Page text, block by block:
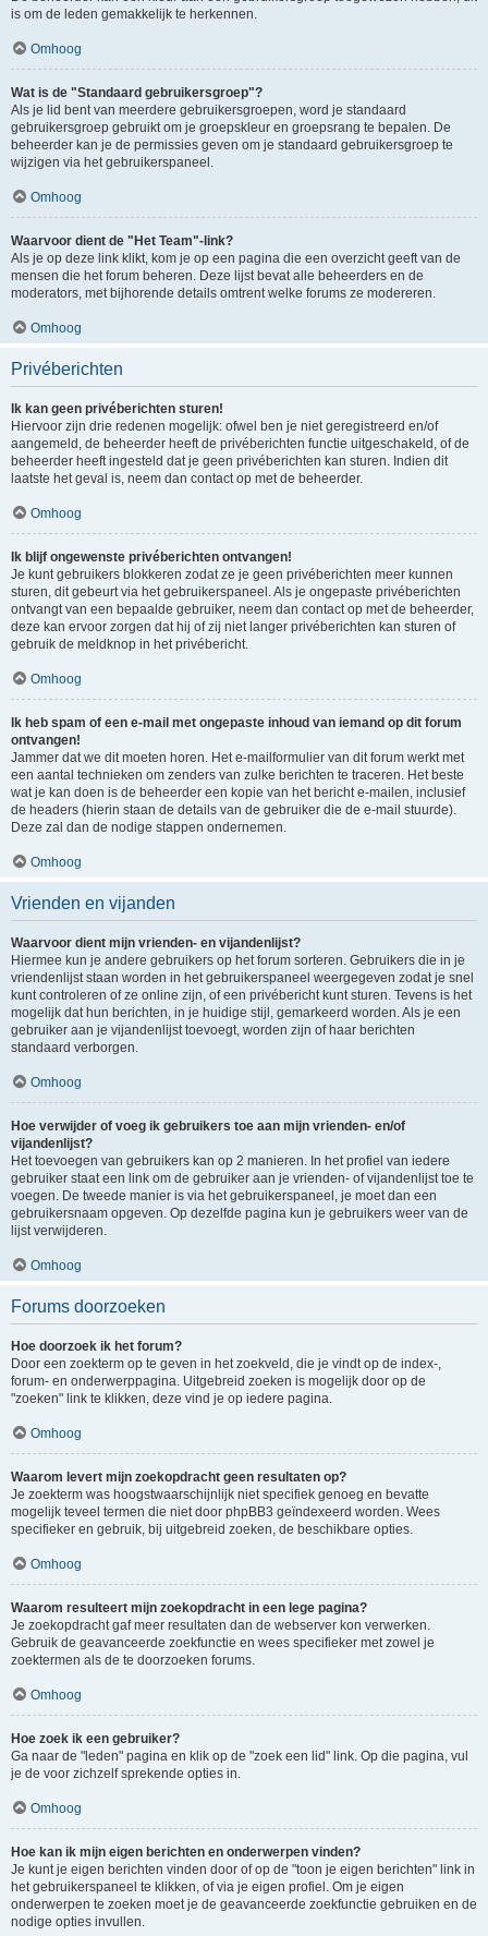
is om de leden gemakkelijk te herkennen.
Omhoog
Wat is de "Standaard gebruikersgroep"?
Als je lid bent van meerdere gebruikersgroepen, word je standaard
gebruikersgroep gebruikt om je groepskleur en groepsrang te bepalen. De
beheerder kan je de permissies geven om je standaard gebruikersgroep te
wijzigen via het gebruikerspaneel.
Omhoog
Waarvoor dient de "Het Team"-link?
Als je op deze link klikt, kom je op een pagina die een overzicht geeft van de
mensen die het forum beheren. Deze lijst bevat alle beheerders en de
moderators, met bijhorende details omtrent welke forums ze modereren.
Omhoog
Privéberichten
Ik kan geen privéberichten sturen!
Hiervoor zijn drie redenen mogelijk: ofwel ben je niet geregistreerd en/of
aangemeld, de beheerder heeft de privéberichten functie uitgeschakeld, of de
beheerder heeft ingesteld dat je geen privéberichten kan sturen. Indien dit
laatste het geval is, neem dan contact op met de beheerder.
Omhoog
Ik blijf ongewenste privéberichten ontvangen!
Je kunt gebruikers blokkeren zodat ze je geen privéberichten meer kunnen
sturen, dit gebeurt via het gebruikerspaneel. Als je ongepaste privéberichten
ontvangt van een bepaalde gebruiker, neem dan contact op met de beheerder,
deze kan ervoor zorgen dat hij of zij niet langer privéberichten kan sturen of
gebruik de meldknop in het privébericht.
Omhoog
Ik heb spam of een e-mail met ongepaste inhoud van iemand op dit forum
ontvangen!
Jammer dat we dit moeten horen. Het e-mailformulier van dit forum werkt met
een aantal technieken om zenders van zulke berichten te traceren. Het beste
wat je kan doen is de beheerder een kopie van het bericht e-mailen, inclusief
de headers (hierin staan de details van de gebruiker die de e-mail stuurde).
Deze zal dan de nodige stappen ondernemen.
Omhoog
Vrienden en vijanden
Waarvoor dient mijn vrienden- en vijandenlijst?
Hiermee kun je andere gebruikers op het forum sorteren. Gebruikers die in je
vriendenlijst staan worden in het gebruikerspaneel weergegeven zodat je snel
kunt controleren of ze online zijn, of een privébericht kunt sturen. Tevens is het
mogelijk dat hun berichten, in je huidige stijl, gemarkeerd worden. Als je een
gebruiker aan je vijandenlijst toevoegt, worden zijn of haar berichten
standaard verborgen.
Omhoog
Hoe verwijder of voeg ik gebruikers toe aan mijn vrienden- en/of
vijandenlijst?
Het toevoegen van gebruikers kan op 2 manieren. In het profiel van iedere
gebruiker staat een link om de gebruiker aan je vrienden- of vijandenlijst toe te
voegen. De tweede manier is via het gebruikerspaneel, je moet dan een
gebruikersnaam opgeven. Op dezelfde pagina kun je gebruikers weer van de
lijst verwijderen.
Omhoog
Forums doorzoeken
Hoe doorzoek ik het forum?
Door een zoekterm op te geven in het zoekveld, die je vindt op de index-,
forum- en onderwerppagina. Uitgebreid zoeken is mogelijk door op de
"zoeken" link te klikken, deze vind je op iedere pagina.
Omhoog
Waarom levert mijn zoekopdracht geen resultaten op?
Je zoekterm was hoogstwaarschijnlijk niet specifiek genoeg en bevatte
mogelijk teveel termen die niet door phpBB3 geïndexeerd worden. Wees
specifieker en gebruik, bij uitgebreid zoeken, de beschikbare opties.
Omhoog
Waarom resulteert mijn zoekopdracht in een lege pagina?
Je zoekopdracht gaf meer resultaten dan de webserver kon verwerken.
Gebruik de geavanceerde zoekfunctie en wees specifieker met zowel je
zoektermen als de te doorzoeken forums.
Omhoog
Hoe zoek ik een gebruiker?
Ga naar de "leden" pagina en klik op de "zoek een lid" link. Op die pagina, vul
je de voor zichzelf sprekende opties in.
Omhoog
Hoe kan ik mijn eigen berichten en onderwerpen vinden?
Je kunt je eigen berichten vinden door of op de "toon je eigen berichten" link in
het gebruikerspaneel te klikken, of via je eigen profiel. Om je eigen
onderwerpen te zoeken moet je de geavanceerde zoekfunctie gebruiken en de
nodige opties invullen.